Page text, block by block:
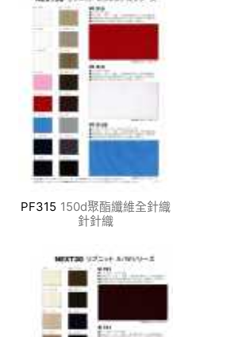
PF315 150d聚酯纖維全針織
針針織